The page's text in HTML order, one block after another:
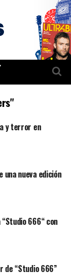
y terror en
una nueva edición
666“ con
de “Studio 666”